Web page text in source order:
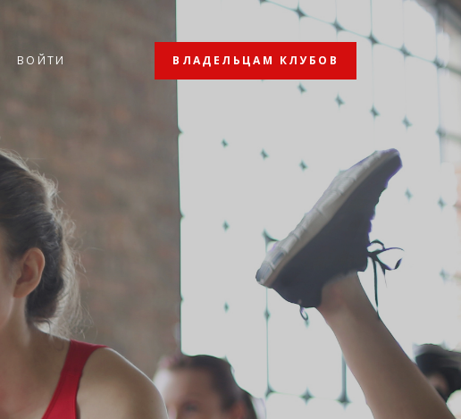
ВОЙТИ ВЛАДЕЛЬЦАМ КЛУБОВ